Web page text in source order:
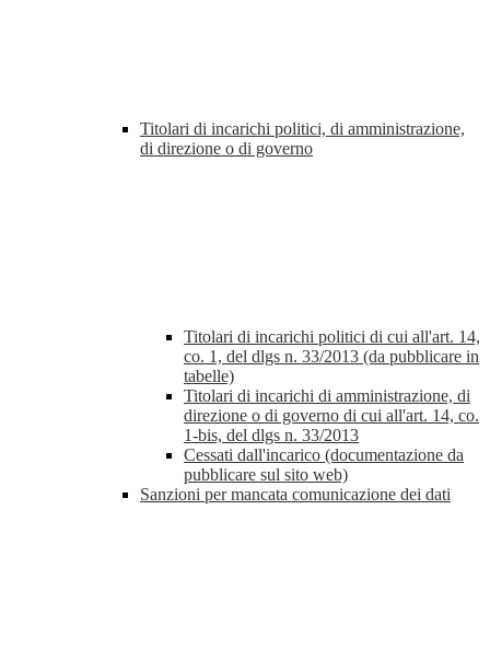
Titolari di incarichi politici, di amministrazione,
di direzione o di governo
Titolari di incarichi politici di cui all'art. 14,
co. 1, del dlgs n. 33/2013 (da pubblicare in
tabelle)
Titolari di incarichi di amministrazione, di
direzione o di governo di cui all'art. 14, co.
1-bis, del dlgs n. 33/2013
Cessati dall'incarico (documentazione da
pubblicare sul sito web)
Sanzioni per mancata comunicazione dei dati